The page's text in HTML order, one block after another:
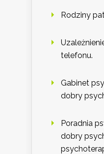
Rodziny
telefonu.
Gabinet
dobry
Poradnia
dobry